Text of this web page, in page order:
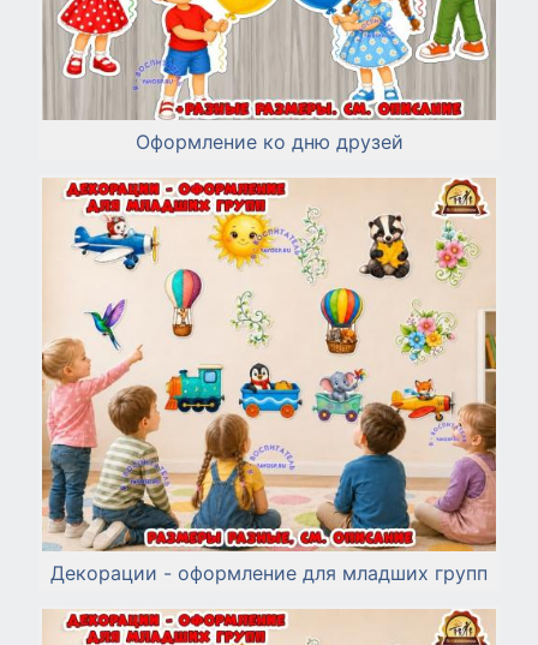
Оформление ко дню друзей
Декорации - оформление для младших групп